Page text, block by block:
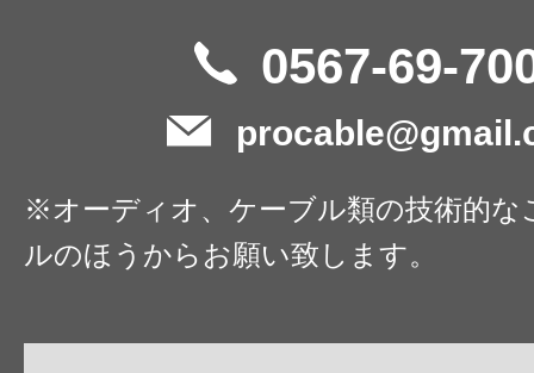
0567-69-
※オーディオ、ケーブル類の技術的な
ルのほうからお願い致します。